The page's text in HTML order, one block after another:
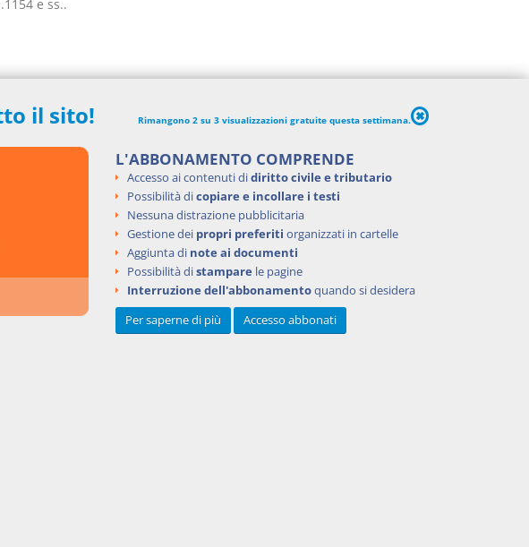
e ss..
Civ., Sez. II, ord. n. 4014 del
il sito! Rimangono 2 su 3 visualizzazioni gratuite questa settimana.
L'ABBONAMENTO COMPRENDE
Accesso ai contenuti didiritto civile e tributario
Possibilità dicopiare e incollare i testi
Nessuna distrazione pubblicitaria
Gestione dei propri preferiti organizzati in cartelle
Aggiunta di note ai documenti
Possibilità distampare le pagine
Interruzione dell'abbonamentoquando si desidera
Per saperne di più
Accesso abbonati